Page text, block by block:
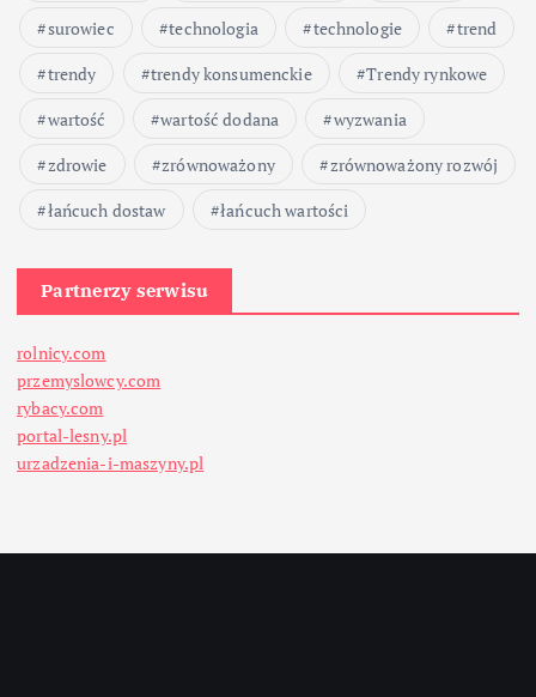
surowiec
technologia technologie
trend
trendy
trendy konsumenckie
Trendy rynkowe
wartość
wartość dodana
wyzwania
zdrowie
zrównoważony
zrównoważony rozwój
łańcuch dostaw
łańcuch wartości
Partnerzy serwisu
rolnicy.com
przemyslowcy.com
rybacy.com
portal-lesny.pl
urzadzenia-i-maszyny.pl